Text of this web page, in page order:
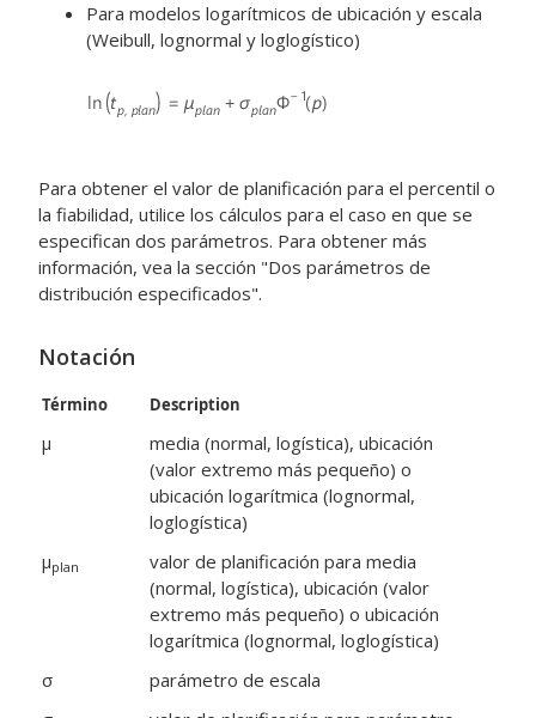
Para modelos logarítmicos de ubicación y escala
(Weibull, lognormal y loglogístico)
Para obtener el valor de planificación para el percentil o
la fiabilidad, utilice los cálculos para el caso en que se
especifican dos parámetros. Para obtener más
información, vea la sección "Dos parámetros de
distribución especificados".
Notación
Término Description
μ
media (normal, logística), ubicación
(valor extremo más pequeño) o
ubicación logarítmica (lognormal,
loglogística)
μplan
valor de planificación para media
(normal, logística), ubicación (valor
extremo más pequeño) o ubicación
logarítmica (lognormal, loglogística)
σ
parámetro de escala